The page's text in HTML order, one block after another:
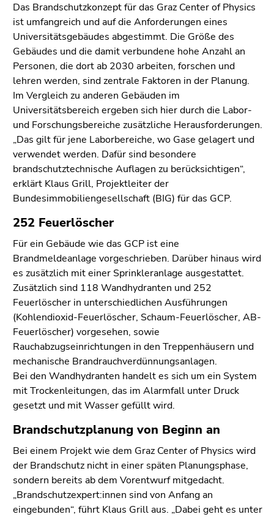
Das Brandschutzkonzept für das Graz Center of Physics
ist umfangreich und auf die Anforderungen eines
Universitätsgebäudes abgestimmt. Die Größe des
Gebäudes und die damit verbundene hohe Anzahl an
Personen, die dort ab 2030 arbeiten, forschen und
lehren werden, sind zentrale Faktoren in der Planung.
Im Vergleich zu anderen Gebäuden im
Universitätsbereich ergeben sich hier durch die Labor-
und Forschungsbereiche zusätzliche Herausforderungen.
„Das gilt für jene Laborbereiche, wo Gase gelagert und
verwendet werden. Dafür sind besondere
brandschutztechnische Auflagen zu berücksichtigen“,
erklärt Klaus Grill, Projektleiter der
Bundesimmobiliengesellschaft (BIG) für das GCP.
252 Feuerlöscher
Für ein Gebäude wie das GCP ist eine
Brandmeldeanlage vorgeschrieben. Darüber hinaus wird
es zusätzlich mit einer Sprinkleranlage ausgestattet.
Zusätzlich sind 118 Wandhydranten und 252
Feuerlöscher in unterschiedlichen Ausführungen
(Kohlendioxid-Feuerlöscher, Schaum-Feuerlöscher, AB-
Feuerlöscher) vorgesehen, sowie
Rauchabzugseinrichtungen in den Treppenhäusern und
mechanische Brandrauchverdünnungsanlagen.
Bei den Wandhydranten handelt es sich um ein System
mit Trockenleitungen, das im Alarmfall unter Druck
gesetzt und mit Wasser gefüllt wird.
Brandschutzplanung von Beginn an
Bei einem Projekt wie dem Graz Center of Physics wird
der Brandschutz nicht in einer späten Planungsphase,
sondern bereits ab dem Vorentwurf mitgedacht.
„Brandschutzexpert:innen sind von Anfang an
eingebunden“, führt Klaus Grill aus. „Dabei geht es unter